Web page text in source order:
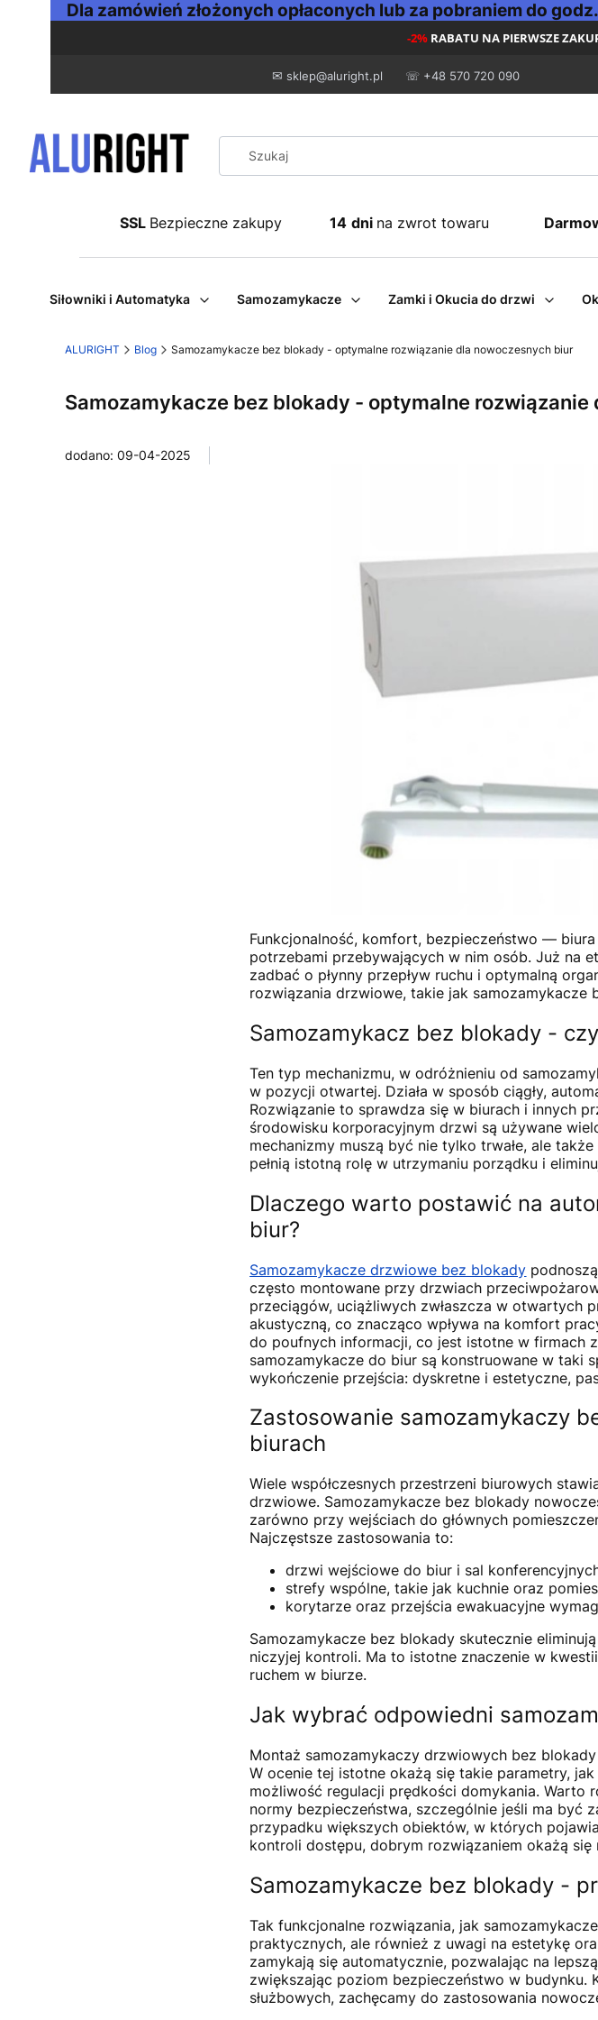
Dla zamówień złożonych opłaconych lub za pobraniem do
-2% RABATU NA PIERWSZE
✉ sklep@aluright.pl ☏ +48 570 720 090
SSL Bezpieczne zakupy 14 dni na zwrot towaru
Siłowniki i Automatyka Samozamykacze Zamki i Okucia do drzwi
ALURIGHT Blog Samozamykacze bez blokady - optymalne rozwiązanie dla nowoczesnych biur
Samozamykacze bez blokady - optymalne
dodano: 09-04-2025
Funkcjonalność, komfort, bezpieczeństwo —
potrzebami przebywających w nim osób. Już na
zadbać o płynny przepływ ruchu i optymalną
rozwiązania drzwiowe, takie jak samozamykacze
Samozamykacz bez blokady -
Ten typ mechanizmu, w odróżnieniu od
w pozycji otwartej. Działa w sposób ciągły,
Rozwiązanie to sprawdza się w biurach i innych
środowisku korporacyjnym drzwi są używane
mechanizmy muszą być nie tylko trwałe, ale
pełnią istotną rolę w utrzymaniu porządku i
Dlaczego warto postawić na
biur?
Samozamykacze drzwiowe bez blokady
często montowane przy drzwiach
przeciągów, uciążliwych zwłaszcza w otwartych
akustyczną, co znacząco wpływa na komfort
do poufnych informacji, co jest istotne w firmach
samozamykacze do biur są konstruowane w taki
wykończenie przejścia: dyskretne i estetyczne,
Zastosowanie samozamykaczy
biurach
Wiele współczesnych przestrzeni biurowych
drzwiowe. Samozamykacze bez blokady
zarówno przy wejściach do głównych
Najczęstsze zastosowania to:
drzwi wejściowe do biur i sal
strefy wspólne, takie jak kuchnie oraz
korytarze oraz przejścia ewakuacyjne
Samozamykacze bez blokady skutecznie
niczyjej kontroli. Ma to istotne znaczenie w
ruchem w biurze.
Jak wybrać odpowiedni
Montaż samozamykaczy drzwiowych bez
W ocenie tej istotne okażą się takie parametry,
możliwość regulacji prędkości domykania. Warto
normy bezpieczeństwa, szczególnie jeśli ma być
przypadku większych obiektów, w których
kontroli dostępu, dobrym rozwiązaniem okażą
Samozamykacze bez blokady -
Tak funkcjonalne rozwiązania, jak
praktycznych, ale również z uwagi na estetykę
zamykają się automatycznie, pozwalając na
zwiększając poziom bezpieczeństwo w budynku.
służbowych, zachęcamy do zastosowania